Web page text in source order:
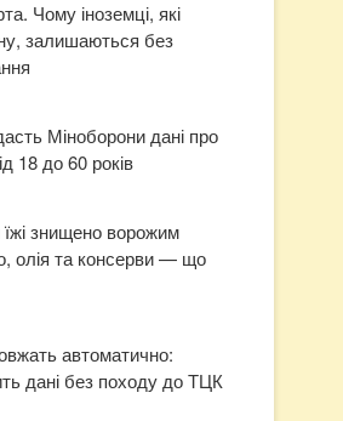
Чому іноземці, які
залишаються без
Міноборони дані про
18 до 60 років
знищено ворожим
олія та консерви — що
автоматично:
дані без походу до ТЦК